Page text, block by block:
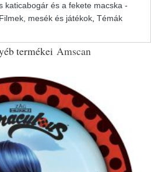
katicabogár és a fekete macska -
Filmek, mesék és játékok Témák
termékei Amscan